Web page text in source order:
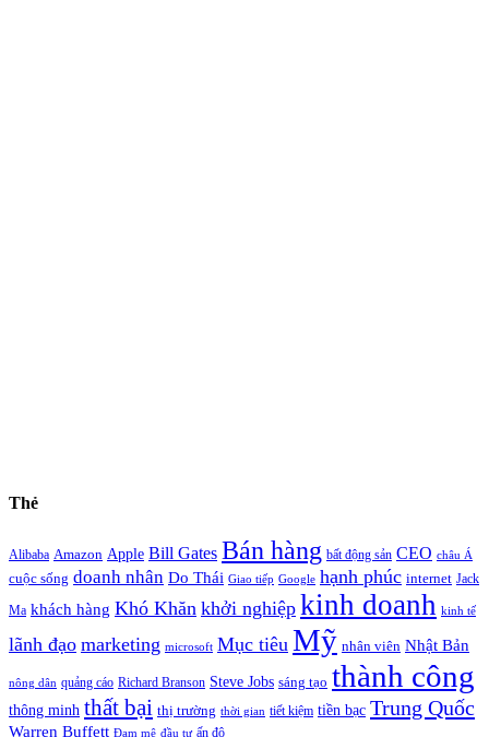
Thẻ
Alibaba Amazon Apple Bill Gates Bán hàng bất động sản CEO châu Á
cuộc sống doanh nhân Do Thái Giao tiếp Google hạnh phúc internet Jack
Ma khách hàng Khó Khăn khởi nghiệp kinh doanh kinh tế
lãnh đạo marketing microsoft Mục tiêu Mỹ nhân viên Nhật Bản
nông dân quảng cáo Richard Branson Steve Jobs sáng tạo thành công
thông minh thất bại thị trường thời gian tiết kiệm tiền bạc Trung Quốc
Warren Buffett Đam mê đầu tư ấn độ